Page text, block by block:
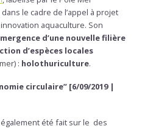
le cadre de l’appel à projet
aquaculture. Son
d’une nouvelle filière
d’espèces locales
: holothuriculture.
circulaire” [6/09/2019 |
été fait sur le des